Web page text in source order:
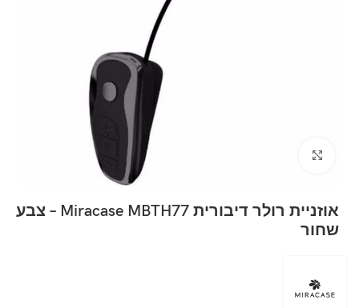
אוזניית רולר דיבורית Miracase MBTH77 – צבע
שחור